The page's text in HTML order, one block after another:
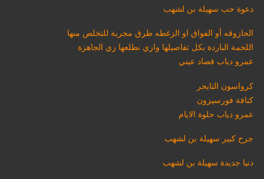
دعوة حب سهيلة بن لشهب
الحازوقه أو الفواق او الزغطه طرق مجربة للتخلص منها
اللحمة الباردة بكل تفاصيلها وازي نطلعها زي الجاهزة
عمرو دياب قصاد عيني
كرواسون التايجر
كنافة فورسيزون
عمرو دياب حلوة الايام
جرح كبير سهيلة بن لشهب
دنيا جديدة سهيلة بن لشهب